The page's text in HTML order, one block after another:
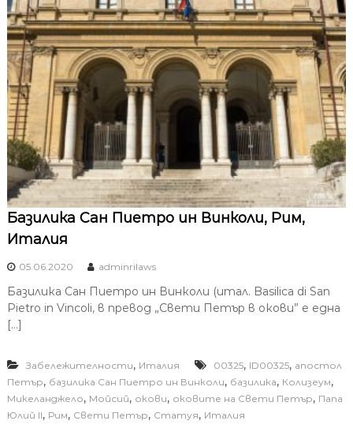
Базилика Сан Пиетро ин Винколи, Рим,
Италия
05.06.2020 adminrilaws
Базилика Сан Пиетро ин Винколи (итал. Basilica di San
Pietro in Vincoli, в превод „Свети Петър в окови” е една
[…]
Забележителности, Италия 00325, ID00325, апостол
Петър, базилика Сан Пиетро ин Винколи, базилика, Колизеум,
Микеланджело, Мойсий, окови, оковите на Свети Петър, Папа
Юлий II, Рим, Свети Петър, Статуя, Италия